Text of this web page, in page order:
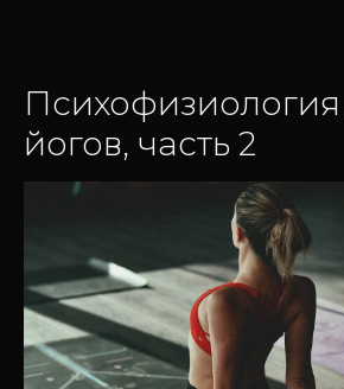
йогов, часть 2